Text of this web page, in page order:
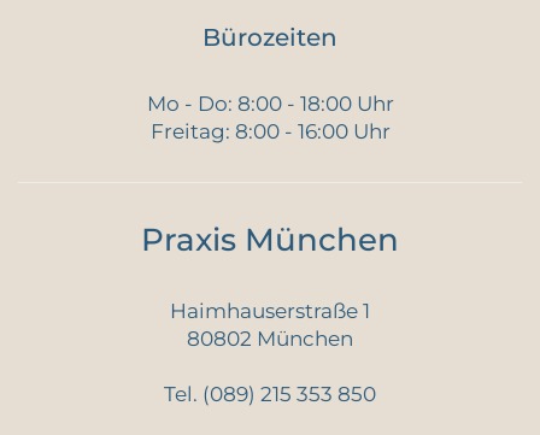
Bürozeiten
Mo - Do: 8:00 - 18:00 Uhr
Freitag: 8:00 - 16:00 Uhr
Praxis München
Haimhauserstraße 1
80802 München
Tel. (089) 215 353 850